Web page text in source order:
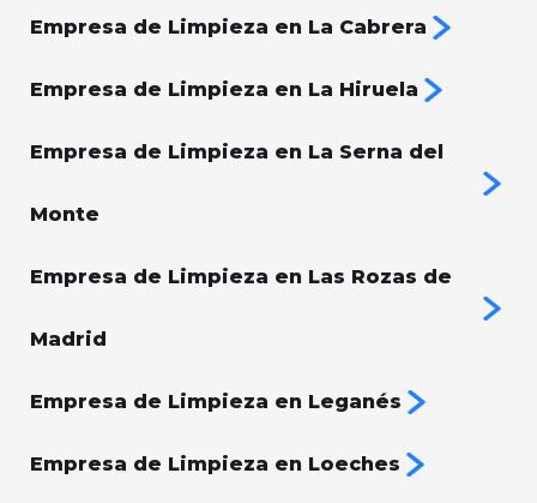
Empresa de Limpieza en La Cabrera
Empresa de Limpieza en La Hiruela
Empresa de Limpieza en La Serna del
Monte
Empresa de Limpieza en Las Rozas de
Madrid
Empresa de Limpieza en Leganés
Empresa de Limpieza en Loeches